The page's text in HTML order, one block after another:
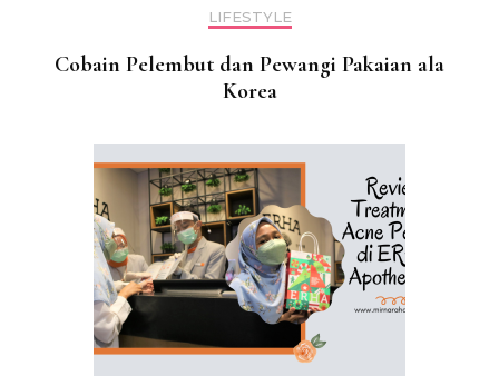
LIFESTYLE
Cobain Pelembut dan Pewangi Pakaian ala
Korea